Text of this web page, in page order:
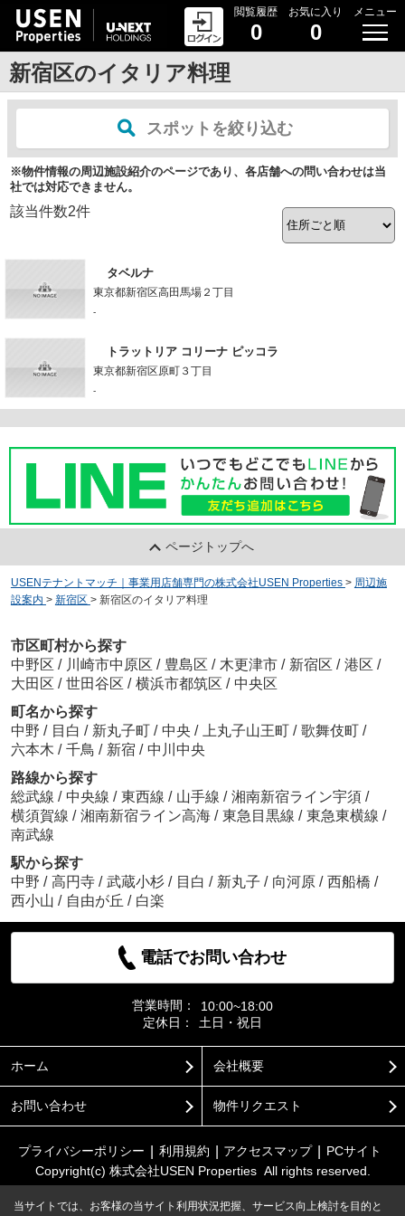
閲覧履歴
0
お気に入り
0
メニュー
新宿区のイタリア料理
スポットを絞り込む
※物件情報の周辺施設紹介のページであり、各店舗への問い合わせは当
社では対応できません。
該当件数2件
タベルナ
東京都新宿区高田馬場２丁目
-
トラットリア コリーナ ピッコラ
東京都新宿区原町３丁目
-
ページトップへ
USENテナントマッチ｜事業用店舗専門の株式会社USEN Properties > 周辺施
設案内 > 新宿区 > 新宿区のイタリア料理
市区町村から探す
中野区 / 川崎市中原区 / 豊島区 / 木更津市 / 新宿区 / 港区 /
大田区 / 世田谷区 / 横浜市都筑区 / 中央区
町名から探す
中野 / 目白 / 新丸子町 / 中央 / 上丸子山王町 / 歌舞伎町 /
六本木 / 千鳥 / 新宿 / 中川中央
路線から探す
総武線 / 中央線 / 東西線 / 山手線 / 湘南新宿ライン宇須 /
横須賀線 / 湘南新宿ライン高海 / 東急目黒線 / 東急東横線 /
南武線
駅から探す
中野 / 高円寺 / 武蔵小杉 / 目白 / 新丸子 / 向河原 / 西船橋 /
西小山 / 自由が丘 / 白楽
電話でお問い合わせ
営業時間：
10:00~18:00
定休日：
土日・祝日
ホーム 会社概要
お問い合わせ 物件リクエスト
プライバシーポリシー 利用規約 アクセスマップ
PCサイト
Copyright(c) 株式会社USEN Properties All rights reserved.
当サイトでは、お客様の当サイト利用状況把握、サービス向上検討を目的と